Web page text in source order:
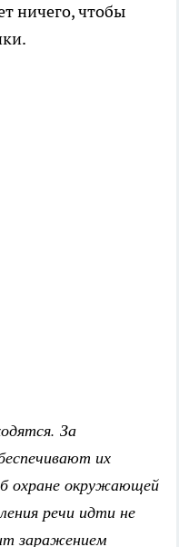
ничего, чтобы
За
их
охране окружающей
речи идти не
заражением